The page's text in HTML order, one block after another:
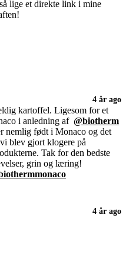
lige et direkte link i mine
4 år ago
kartoffel. Ligesom for et
i anledning af @biotherm
nemlig født i Monaco og det
blev gjort klogere på
Tak for den bedste
grin og læring!
4 år ago